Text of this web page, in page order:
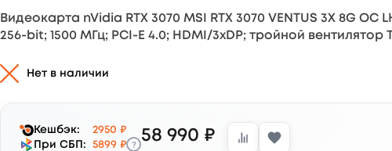
Видеокарта nVidia RTX 3070 MSI RTX 3070 VENTUS 3X 8G OC
256-bit; 1500 МГц; PCI-E 4.0; HDMI/3xDP; тройной вентилятор
Нет в наличии
Кешбэк:
2950 ₽
При СБП:
5899 ₽ ?
58 990 ₽